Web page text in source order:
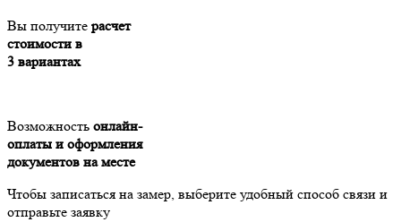
Вы получите расчет
стоимости в
3 вариантах
Возможность онлайн-
оплаты и оформления
документов на месте
Чтобы записаться на замер, выберите удобный способ связи и
отправьте заявку